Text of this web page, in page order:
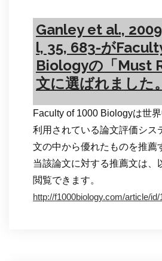
Ganley et al.,
l, 35, 683-が
Biologyの「Must
文に選ばれました。
Faculty of 1000 Biologyは世
利用されている論文評価シス
文の中から優れたものを推薦
当該論文に対する推薦文は、
閲覧できます。
http://f1000biology.com/article/